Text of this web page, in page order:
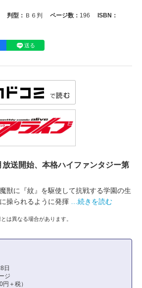
判型： Ｂ６判 ページ数： 196
ISBN：
送る
送開始、本格ハイファンタジー第
獣に『紋』を駆使して抗戦する学園の生
操られるように発揮
…続きを読む
は異なる場合があります。
日
ジ
＋税）